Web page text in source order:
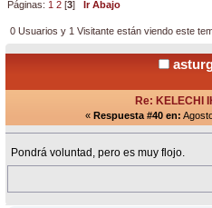
Páginas: 1 2 [3]Ir Abajo
0 Usuarios y 1 Visitante están viendo este
Re: KELECHI
« Respuesta #40 en:
Pondrá voluntad, pero es muy flojo.